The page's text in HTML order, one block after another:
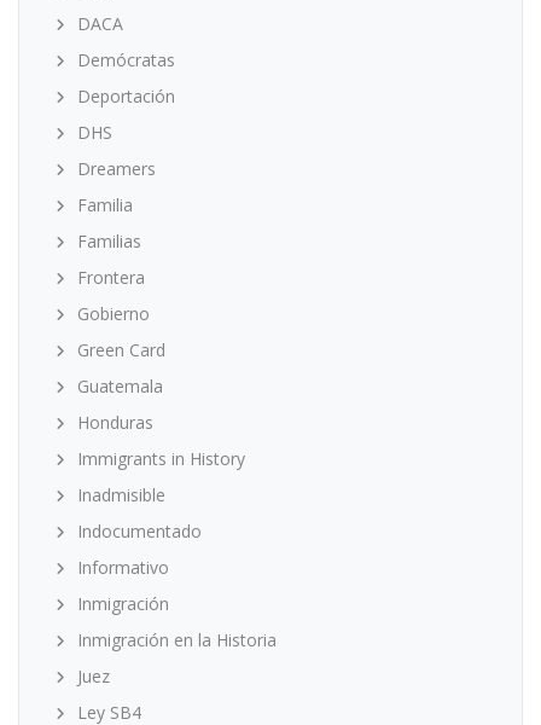
DACA
Demócratas
Deportación
DHS
Dreamers
Familia
Familias
Frontera
Gobierno
Green Card
Guatemala
Honduras
Immigrants in History
Inadmisible
Indocumentado
Informativo
Inmigración
Inmigración en la Historia
Juez
Ley SB4